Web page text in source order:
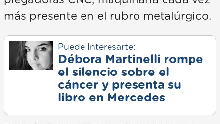
más presente en el rubro metalúrgico.
Puede Interesarte:
Débora Martinelli rompe
el silencio sobre el
cáncer y presenta su
libro en Mercedes